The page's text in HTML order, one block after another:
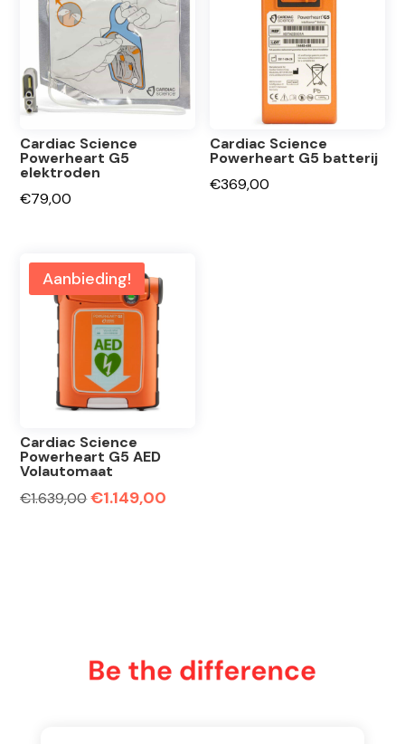
Cardiac Science
Powerheart G5
elektroden
€79,00
Cardiac Science
Powerheart G5 batterij
€369,00
Aanbieding!
Cardiac Science
Powerheart G5 AED
Volautomaat
€1.639,00Oorspronkelijke
€1.149,00